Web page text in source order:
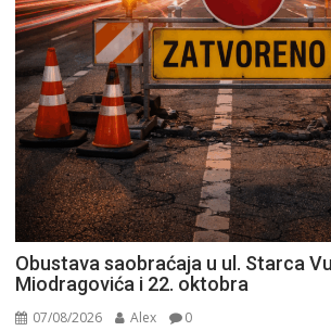
Obustava saobraćaja u ul. Starca
Miodragovića i 22. oktobra
07/08/2026 Alex 0